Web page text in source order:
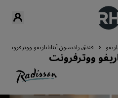
فندق راديسون أنتاناناريفو ووترفرونت
ووترفرونت